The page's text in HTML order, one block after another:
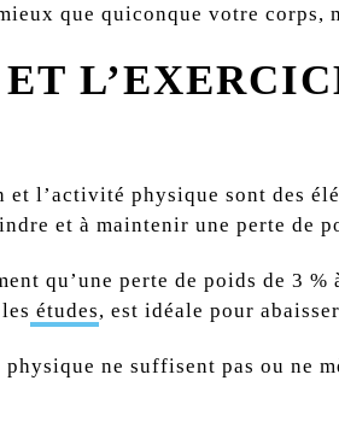
que quiconque votre corps,
et l’activité physique sont des
et à maintenir une perte de
qu’une perte de poids de 3
études, est idéale pour
ne suffisent pas ou ne